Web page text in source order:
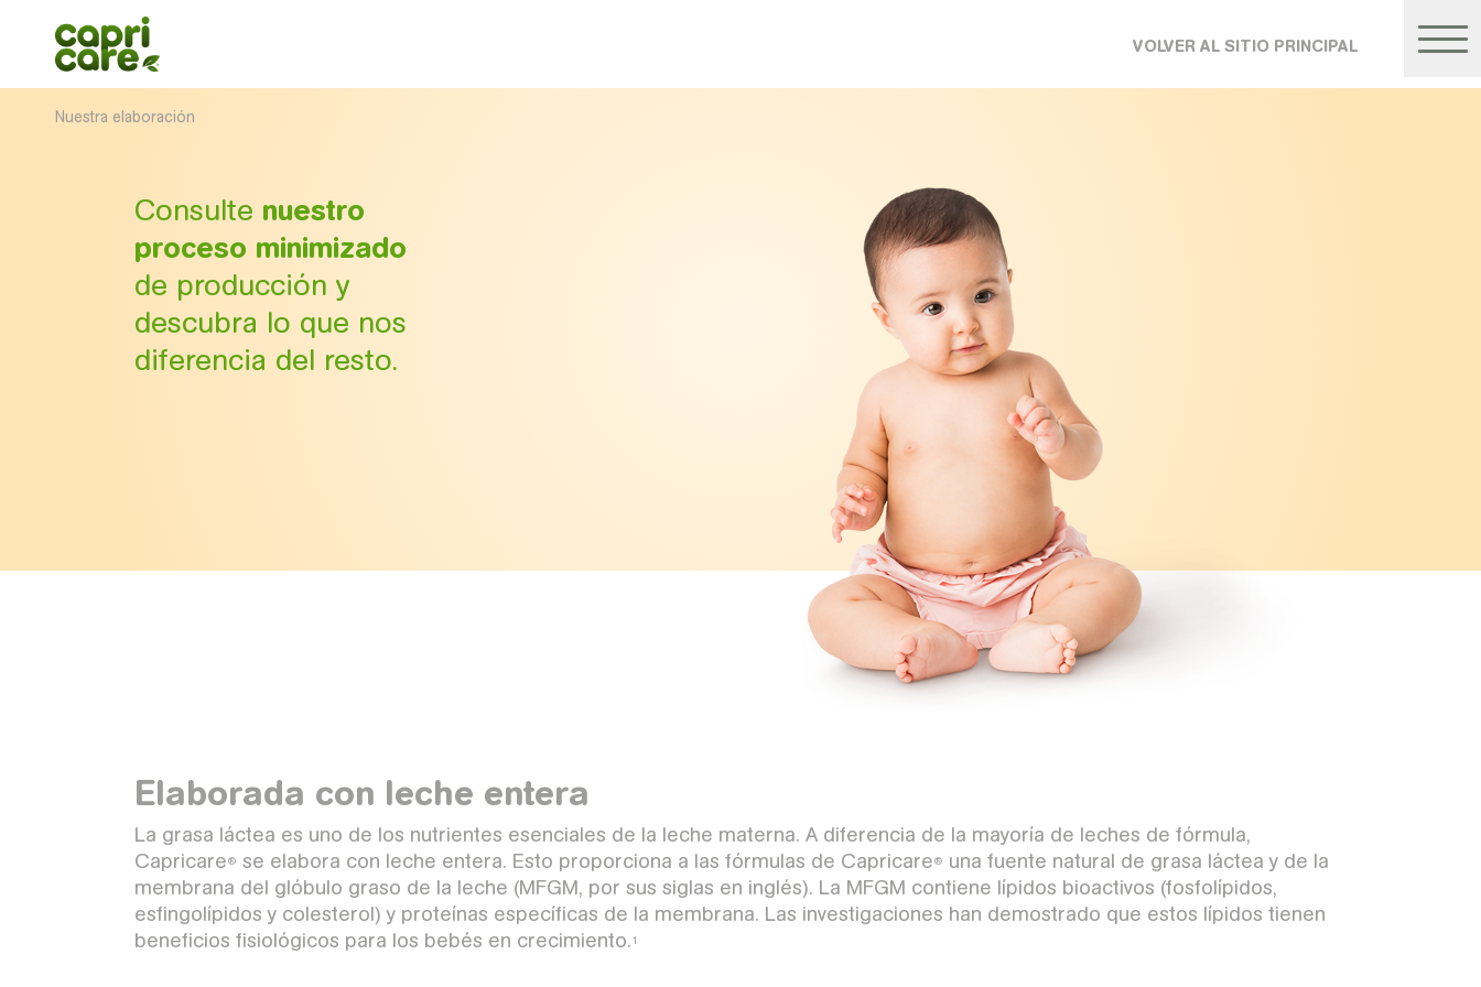
Información científica
Nuestra elaboración
Nuestros productos
Nuestras publicaciones
VOLVER AL SITIO PRINCIPAL
Nuestra elaboración
Consulte nuestro
proceso minimizado
de producción y
descubra lo que nos
diferencia del resto.
Elaborada con leche entera
La grasa láctea es uno de los nutrientes esenciales de la leche materna. A diferencia de la mayoría de leches de fórmula,
Capricare® se elabora con leche entera. Esto proporciona a las fórmulas de Capricare®
una fuente natural de grasa láctea y de la
membrana del glóbulo graso de la leche (MFGM, por sus siglas en inglés). La MFGM contiene lípidos bioactivos (fosfolípidos,
esfingolípidos y colesterol) y proteínas específicas de la membrana. Las investigaciones han demostrado que estos lípidos tienen
beneficios fisiológicos para los bebés en crecimiento.1